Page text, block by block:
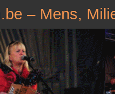
– Mens,